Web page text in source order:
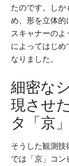
たのです。しか
め、形を立体的
スキャナーの
によってはじ
なりました。
細密な
現させ
タ「京」
そうした観測
では「京」コン